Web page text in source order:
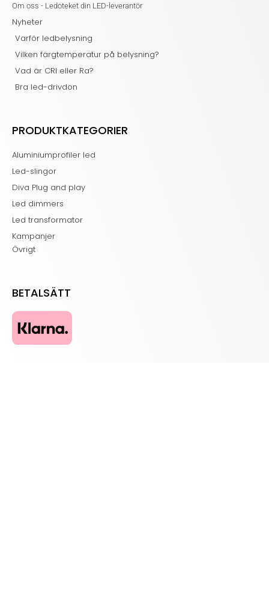
Om oss - Ledoteket din LED-leverantör
Nyheter
Varför ledbelysning
Vilken färgtemperatur på belysning?
Vad är CRI eller Ra?
Bra led-drivdon
PRODUKTKATEGORIER
Aluminiumprofiler led
Led-slingor
Diva Plug and play
Led dimmers
Led transformator
Kampanjer
Övrigt
BETALSÄTT